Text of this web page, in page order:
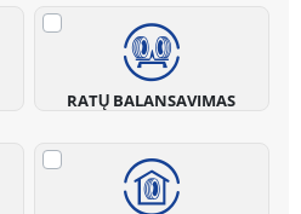
RATŲ BALANSAVIMAS